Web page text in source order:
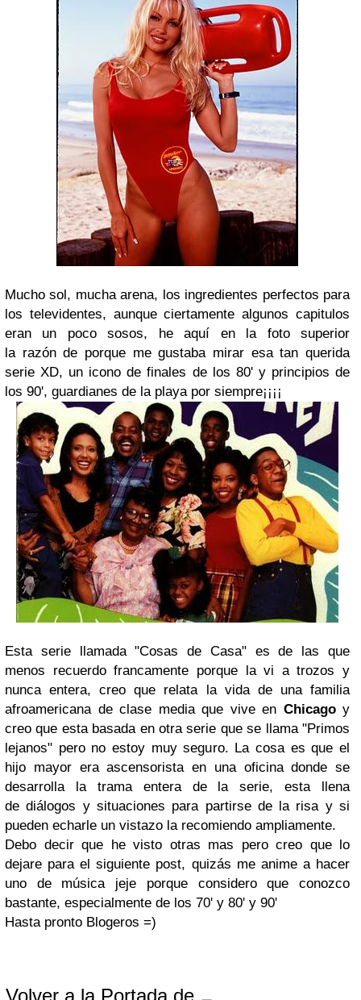
Mucho sol, mucha arena, los ingredientes perfectos para
los televidentes, aunque ciertamente algunos capitulos
eran un poco sosos, he aquí en la foto superior
la razón de porque me gustaba mirar esa tan querida
serie XD, un icono de finales de los 80' y principios de
los 90', guardianes de la playa por siempre¡¡¡¡
Esta serie llamada "Cosas de Casa" es de las que
menos recuerdo francamente porque la vi a trozos y
nunca entera, creo que relata la vida de una familia
afroamericana de clase media que vive en Chicagoy
creo que esta basada en otra serie que se llama "Primos
lejanos" pero no estoy muy seguro. La cosa es que el
hijo mayor era ascensorista en una oficina donde se
desarrolla la trama entera de la serie, esta llena
de diálogos y situaciones para partirse de la risa y si
pueden echarle un vistazo la recomiendo ampliamente.
Debo decir que he visto otras mas pero creo que lo
dejare para el siguiente post, quizás me anime a hacer
uno de música jeje porque considero que conozco
bastante, especialmente de los 70' y 80' y 90'
Hasta pronto Blogeros =)
Volver a la Portada de